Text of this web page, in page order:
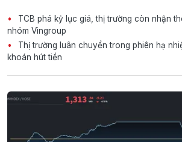
TCB phá kỷ lục giá, thị trường còn nhận
nhóm Vingroup
Thị trường luân chuyển trong phiên hạ
khoán hút tiền